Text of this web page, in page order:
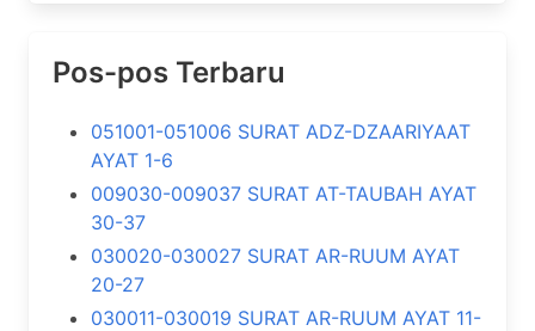
Pos-pos Terbaru
051001-051006 SURAT ADZ-DZAARIYAAT
AYAT 1-6
009030-009037 SURAT AT-TAUBAH AYAT
30-37
030020-030027 SURAT AR-RUUM AYAT
20-27
030011-030019 SURAT AR-RUUM AYAT 11-